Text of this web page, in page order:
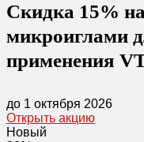
Скидка 15%
микроиглами
применения
до 1 октября 2026
Открыть акцию
Новый